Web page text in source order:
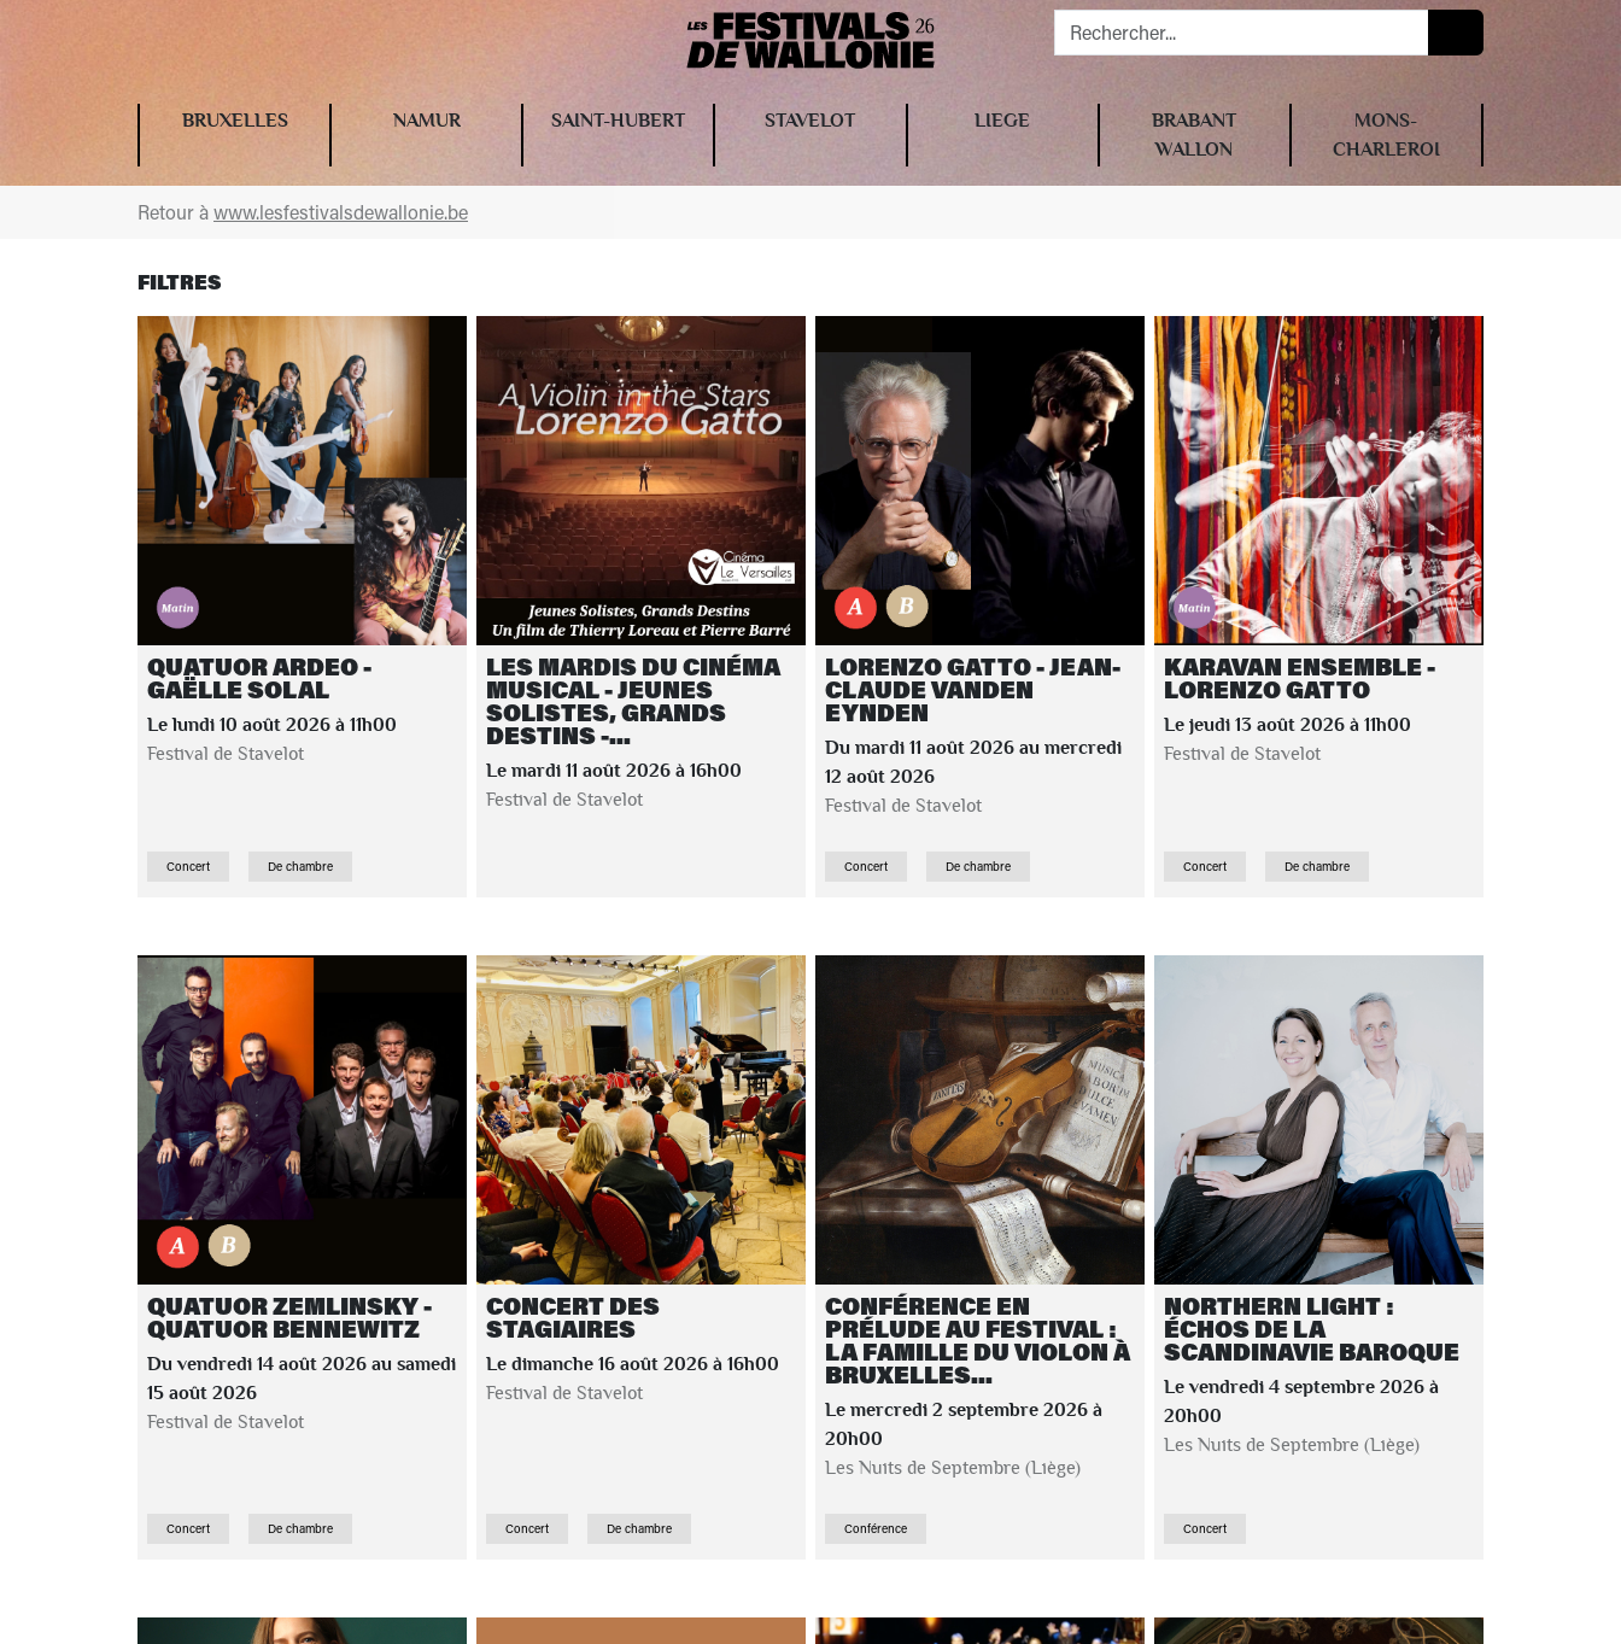
BRUXELLES NAMUR SAINT-HUBERT STAVELOT LIEGE
BRABANT
WALLON
MONS-
CHARLEROI
Retour àwww.lesfestivalsdewallonie.be
FILTRES
QUATUOR ARDEO -
GAËLLE SOLAL
Le lundi 10 août 2026 à 11h00
Festival de Stavelot
Concert De chambre
LES MARDIS DU CINÉMA
MUSICAL - JEUNES
SOLISTES, GRANDS
DESTINS -...
Le mardi 11 août 2026 à 16h00
Festival de Stavelot
LORENZO GATTO - JEAN-
CLAUDE VANDEN
EYNDEN
Du mardi 11 août 2026 au mercredi
12 août 2026
Festival de Stavelot
Concert De chambre
KARAVAN ENSEMBLE -
LORENZO GATTO
Le jeudi 13 août 2026 à 11h00
Festival de Stavelot
Concert De chambre
QUATUOR ZEMLINSKY -
QUATUOR BENNEWITZ
Du vendredi 14 août 2026 au samedi
15 août 2026
Festival de Stavelot
Concert De chambre
CONCERT DES
STAGIAIRES
Le dimanche 16 août 2026 à 16h00
Festival de Stavelot
Concert De chambre
CONFÉRENCE EN
PRÉLUDE AU FESTIVAL :
LA FAMILLE DU VIOLON À
BRUXELLES...
Le mercredi 2 septembre 2026 à
20h00
Les Nuits de Septembre (Liège)
Conférence
NORTHERN LIGHT :
ÉCHOS DE LA
SCANDINAVIE BAROQUE
Le vendredi 4 septembre 2026 à
20h00
Les Nuits de Septembre (Liège)
Concert